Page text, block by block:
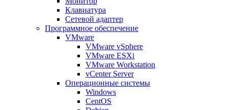
Клавиатура
Сетевой адаптер
Программное обеспечение
VMware
VMware vSphere
VMware ESXi
VMware Workstation
vCenter Server
Операционные системы
Windows
CentOS